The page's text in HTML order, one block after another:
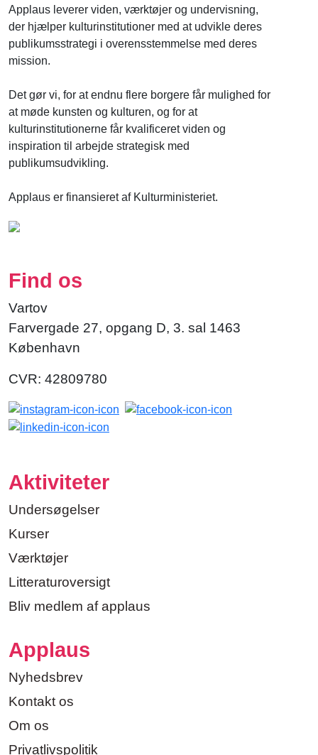
Applaus leverer viden, værktøjer og undervisning,
der hjælper kulturinstitutioner med at udvikle deres
publikumsstrategi i overensstemmelse med deres
mission.
Det gør vi, for at endnu flere borgere får mulighed for
at møde kunsten og kulturen, og for at
kulturinstitutionerne får kvalificeret viden og
inspiration til arbejde strategisk med
publikumsudvikling.
Applaus er finansieret af Kulturministeriet.
Find os
Vartov
Farvergade 27, opgang D, 3. sal 1463
København
CVR: 42809780
Aktiviteter
Undersøgelser
Kurser
Værktøjer
Litteraturoversigt
Bliv medlem af applaus
Applaus
Nyhedsbrev
Kontakt os
Om os
Privatlivspolitik